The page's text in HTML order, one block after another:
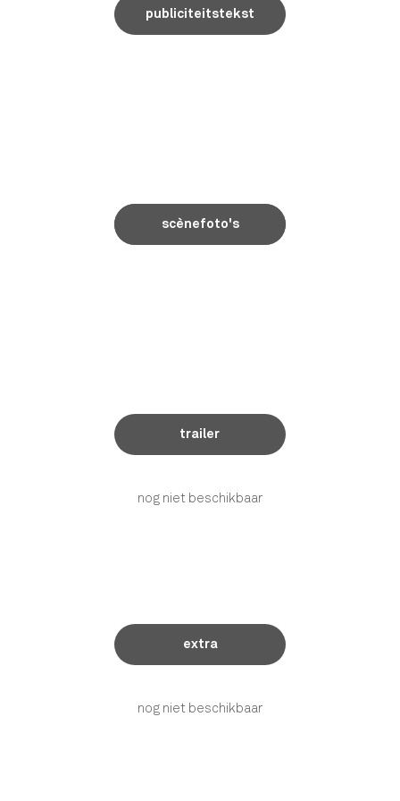
extra
nog niet beschikbaar
trailer
nog niet beschikbaar
publiciteitstekst
scènefoto's
scènefoto's